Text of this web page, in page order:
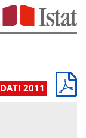
DATI 2011